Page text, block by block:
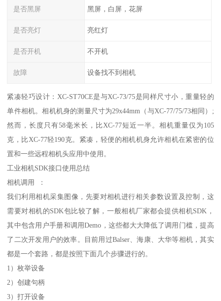
是否黑屏 黑屏，白屏，花屏
是否亮灯 亮红灯
是否开机 不开机
故障 设备找不到相机
紧凑轻巧设计：XC-ST70CE是与XC-73/75是同样尺寸小，重量轻的
单件相机。相机机身的测量尺寸为29x44mm（与XC-77/75/73相同）;
然而，长度只有58毫米长，比XC-77短近一半。相机重量仅为105
克，比XC-77轻190克。紧凑，轻便的相机机身允许相机在紧密的位
置和一些远程相机头应用中使用。
工业相机SDK接口使用总结
相机调用 ：
我们利用相机采集图像，先要对相机进行相关参数设置及控制，这
需要对相机的SDK包比较了解，一般相机厂家都会提供相机SDK，
其中包含用户手册和调用Demo，这些都大大降低了调用门槛，提高
了二次开发用户的效率。目前用过Balser、海康、大华等相机，其实
都是一个套路，都是按照下面几个步骤进行的。
1）枚举设备
2）创建句柄
3）打开设备